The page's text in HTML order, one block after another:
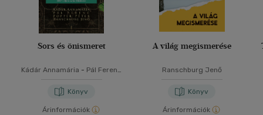
Sors és önismeret
Kádár Annamária - Pál Ferenc
Jenő
Könyv
Árinformációk
A világ megismerése
Ranschburg Jenő
Könyv
Árinformációk